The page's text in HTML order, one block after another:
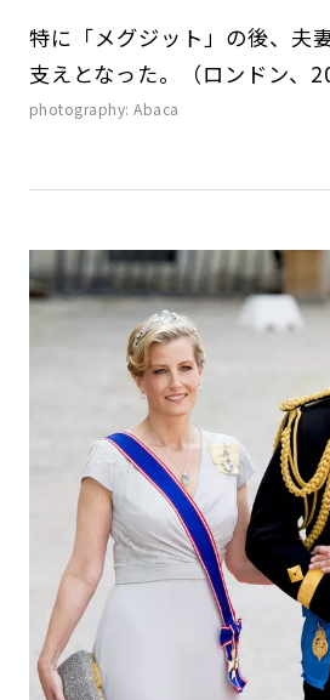
特に「メグジット」の後、夫
支えとなった。（ロンドン、
photography: Abaca